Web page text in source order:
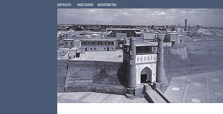
начало магазин контакты